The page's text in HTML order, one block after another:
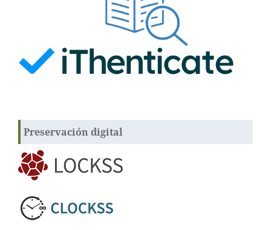
Preservación digital